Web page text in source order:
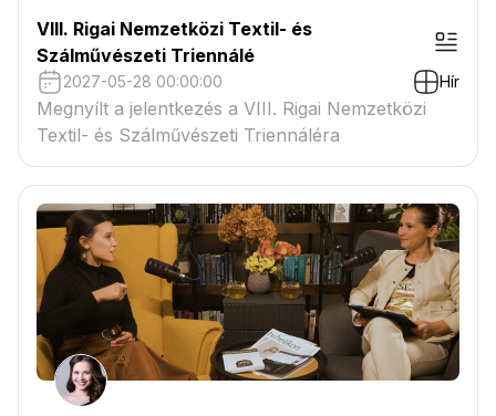
VIII. Rigai Nemzetközi Textil- és
Szálművészeti Triennálé
2027-05-28 00:00:00 Hír
Megnyílt a jelentkezés a VIII. Rigai Nemzetközi
Textil- és Szálművészeti Triennáléra